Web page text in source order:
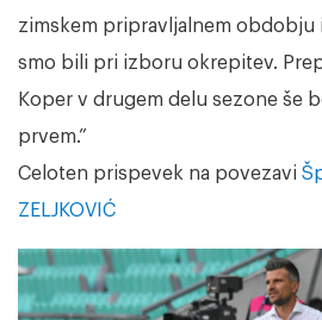
zimskem pripravljalnem obdobju
smo bili pri izboru okrepitev.
Koper v drugem delu sezone še
prvem.”
Celoten prispevek na povezavi
ZELJKOVIĆ